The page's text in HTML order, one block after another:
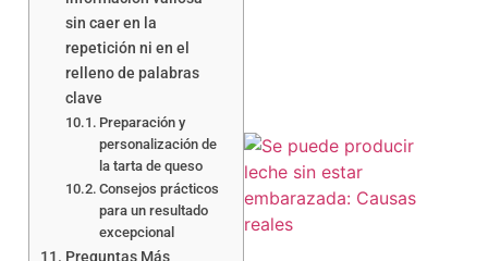
sin caer en la
repetición ni en el
relleno de palabras
clave
Preparación y
personalización de
la tarta de queso
Consejos prácticos
para un resultado
excepcional
Preguntas Más